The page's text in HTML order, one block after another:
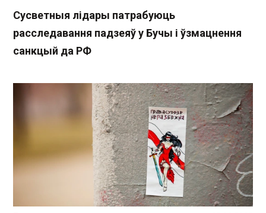
Сусветныя лідары патрабуюць
расследавання падзеяў у Бучы і ўзмацнення
санкцый да РФ